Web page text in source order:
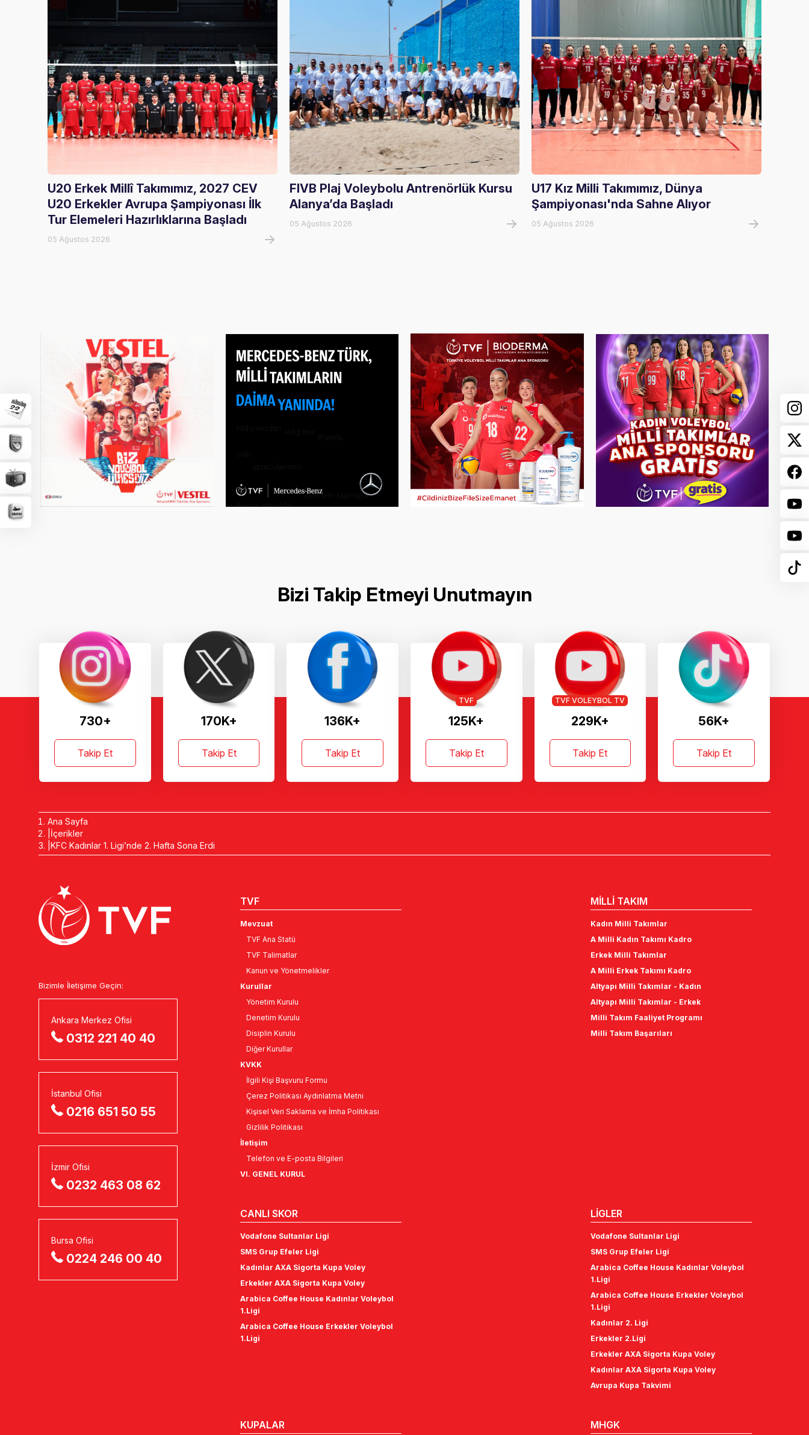
U20 Erkek Millî Takımımız, 2027 CEV
U20 Erkekler Avrupa Şampiyonası İlk
Tur Elemeleri Hazırlıklarına Başladı
05 Ağustos 2026
FIVB Plaj Voleybolu Antrenörlük Kursu
Alanya’da Başladı
05 Ağustos 2026
U17 Kız Milli Takımımız, Dünya
Şampiyonası'nda Sahne Alıyor
05 Ağustos 2026
Bizi Takip Etmeyi Unutmayın
730+
Takip Et
170K+
Takip Et
136K+
Takip Et
125K+
TVF
Takip Et
229K+
TVF VOLEYBOL TV
Takip Et
56K+
Takip Et
Ana Sayfa
İçerikler
KFC Kadınlar 1. Ligi’nde 2. Hafta Sona Erdi
Bizimle İletişime Geçin:
Ankara Merkez Ofisi
0312 221 40 40
İstanbul Ofisi
0216 651 50 55
İzmir Ofisi
0232 463 08 62
Bursa Ofisi
0224 246 00 40
TVF
Mevzuat
TVF Ana Statü
TVF Talimatlar
Kanun ve Yönetmelikler
Kurullar
Yönetim Kurulu
Denetim Kurulu
Disiplin Kurulu
Diğer Kurullar
KVKK
İlgili Kişi Başvuru Formu
Çerez Politikası Aydınlatma Metni
Kişisel Veri Saklama ve İmha Politikası
Gizlilik Politikası
İletişim
Telefon ve E-posta Bilgileri
VI. GENEL KURUL
MİLLİ TAKIM
Kadın Milli Takımlar
A Milli Kadın Takımı Kadro
Erkek Milli Takımlar
A Milli Erkek Takımı Kadro
Altyapı Milli Takımlar - Kadın
Altyapı Milli Takımlar - Erkek
Milli Takım Faaliyet Programı
Milli Takım Başarıları
CANLI SKOR
Vodafone Sultanlar Ligi
SMS Grup Efeler Ligi
Kadınlar AXA Sigorta Kupa Voley
Erkekler AXA Sigorta Kupa Voley
Arabica Coffee House Kadınlar Voleybol
1.Ligi
Arabica Coffee House Erkekler Voleybol
1.Ligi
LİGLER
Vodafone Sultanlar Ligi
SMS Grup Efeler Ligi
Arabica Coffee House Kadınlar Voleybol
1.Ligi
Arabica Coffee House Erkekler Voleybol
1.Ligi
Kadınlar 2. Ligi
Erkekler 2.Ligi
Erkekler AXA Sigorta Kupa Voley
Kadınlar AXA Sigorta Kupa Voley
Avrupa Kupa Takvimi
KUPALAR MHGK